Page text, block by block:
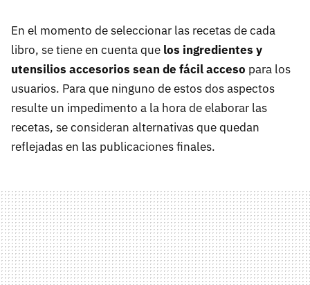
En el momento de seleccionar las recetas de cada
libro, se tiene en cuenta que los ingredientes y
utensilios accesorios sean de fácil acceso para los
usuarios. Para que ninguno de estos dos aspectos
resulte un impedimento a la hora de elaborar las
recetas, se consideran alternativas que quedan
reflejadas en las publicaciones finales.